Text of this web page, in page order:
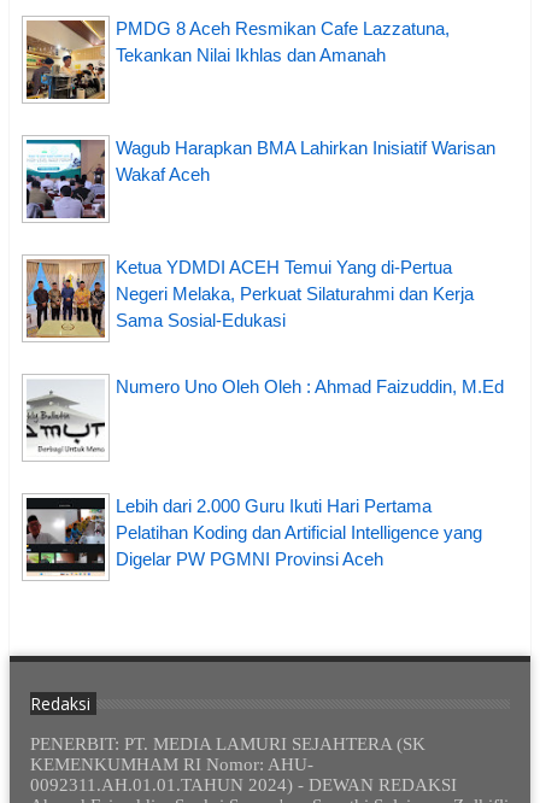
PMDG 8 Aceh Resmikan Cafe Lazzatuna,
Tekankan Nilai Ikhlas dan Amanah
Wagub Harapkan BMA Lahirkan Inisiatif Warisan
Wakaf Aceh
Ketua YDMDI ACEH Temui Yang di-Pertua
Negeri Melaka, Perkuat Silaturahmi dan Kerja
Sama Sosial-Edukasi
Numero Uno Oleh Oleh : Ahmad Faizuddin, M.Ed
Lebih dari 2.000 Guru Ikuti Hari Pertama
Pelatihan Koding dan Artificial Intelligence yang
Digelar PW PGMNI Provinsi Aceh
Redaksi
PENERBIT: PT. MEDIA LAMURI SEJAHTERA (SK
KEMENKUMHAM RI Nomor: AHU-
0092311.AH.01.01.TAHUN 2024) - DEWAN REDAKSI